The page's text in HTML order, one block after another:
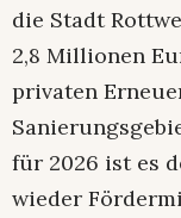
die Stadt
2,8 Millionen
privaten
für 2026 ist es
wieder